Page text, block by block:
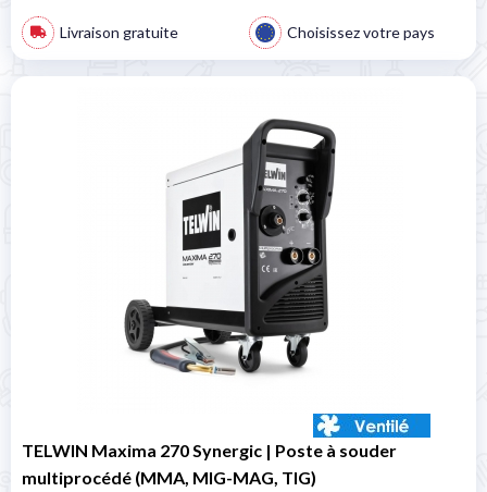
Livraison gratuite Choisissez votre pays
TELWIN Maxima 270 Synergic | Poste à souder
multiprocédé (MMA, MIG-MAG, TIG)